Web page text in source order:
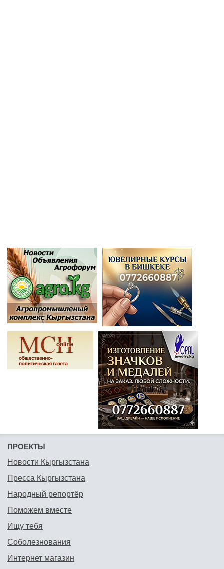
ПРОЕКТЫ
Новости Кыргызстана
Пресса Кыргызстана
Народный репортёр
Поможем вместе
Ищу тебя
Соболезнования
Интернет магазин